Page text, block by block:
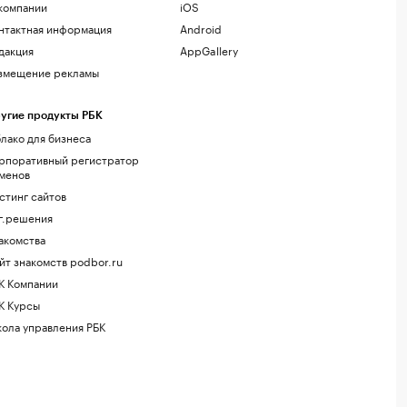
информация
рекламы
продукты РБК
для бизнеса
регистратор
сайтов
знакомств podbor.ru
Компании
Курсы
управления РБК
iOS
Android
AppGallery